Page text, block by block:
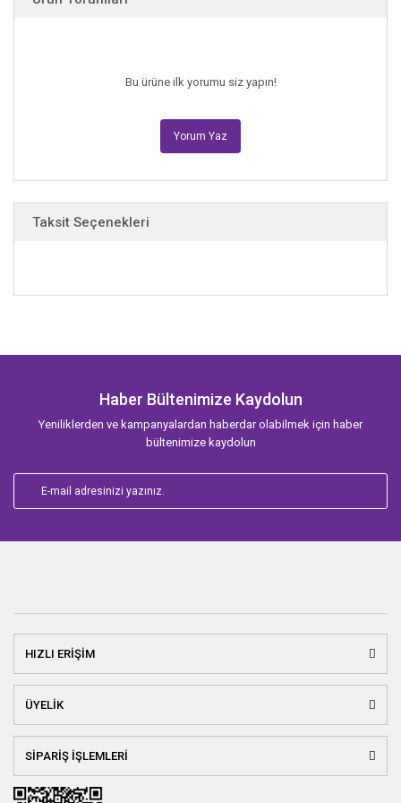
yanımdayken nasıl kaybedebilirim?”
Bu ürüne ilk yorumu siz yapın!
Yorum Yaz
Taksit Seçenekleri
Haber Bültenimize Kaydolun
Yeniliklerden ve kampanyalardan haberdar olabilmek için haber
bültenimize kaydolun
HIZLI ERİŞİM
ÜYELİK
SİPARİŞ İŞLEMLERİ